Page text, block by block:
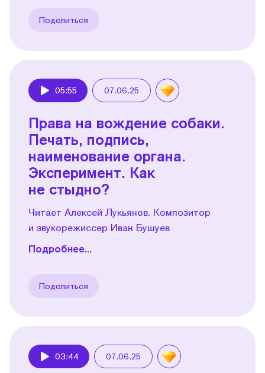
Поделиться
05:55 07.06.25
Права на вождение собаки.
Печать, подпись,
наименование органа.
Эксперимент. Как
не стыдно?
Читает Алексей Лукьянов. Композитор
и звукорежиссер Иван Бушуев
Подробнее...
Поделиться
03:44 07.06.25